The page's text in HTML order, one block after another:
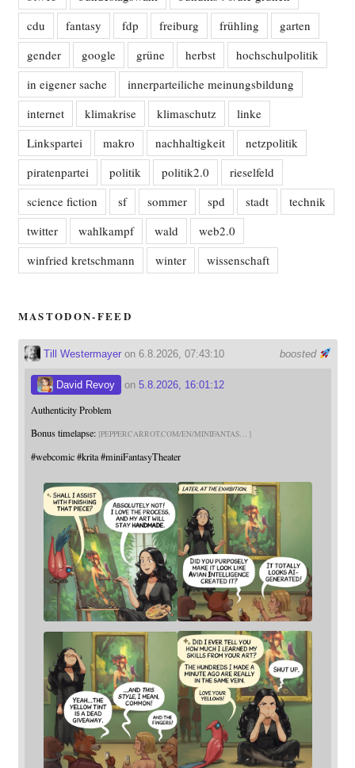
cdu
fantasy fdp freiburg frühling
garten
gender
google grüne herbst
hochschulpolitik
in eigener sache
innerparteiliche meinungsbildung
internet
klimakrise klimaschutz
linke
Linkspartei
makro nachhaltigkeit
netzpolitik
piratenpartei
politik politik2.0
rieselfeld
science fiction
sf sommer spd stadt
technik
twitter
wahlkampf wald
web2.0
winfried kretschmann
winter wissenschaft
MASTODON-FEED
boosted
Till Westermayeron 6.8.2026, 07:43:10
David Revoy on 5.8.2026, 16:01:12
Authenticity Problem
Bonus timelapse: PEPPERCARROT.COM/EN/MINIFANTAS
#webcomic #krita #miniFantasyTheater